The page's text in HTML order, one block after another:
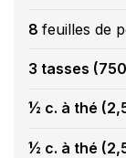
8 feuilles de
3 tasses
½ c. à thé
½ c. à thé